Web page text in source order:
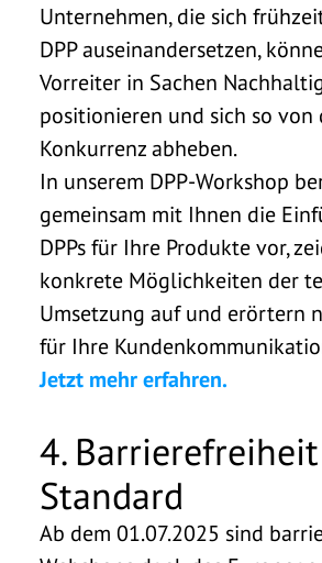
Unternehmen, die sich
DPP auseinandersetzen,
Vorreiter in Sachen
positionieren und sich so von
Konkurrenz abheben.
In unserem DPP-Workshop
gemeinsam mit Ihnen die
DPPs für Ihre Produkte vor,
konkrete Möglichkeiten der
Umsetzung auf und erörtern
für Ihre
Jetzt mehr erfahren.
4.
Standard
Ab dem 01.07.2025 sind